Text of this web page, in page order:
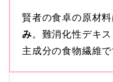
賢者の食卓の原材
み。難消化性デキ
主成分の食物繊維で